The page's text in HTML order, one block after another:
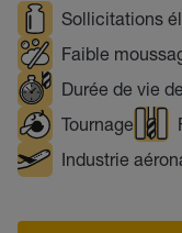
Sollicitations
Faible
Durée de vie
Tournage
Industrie